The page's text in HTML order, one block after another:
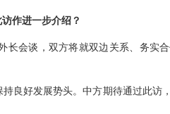
作进一步介绍？
会谈，双方将就双边关系、务实
良好发展势头。中方期待通过此访